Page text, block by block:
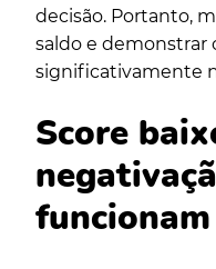
decisão. Portanto,
saldo e demonstrar
significativamente
Score